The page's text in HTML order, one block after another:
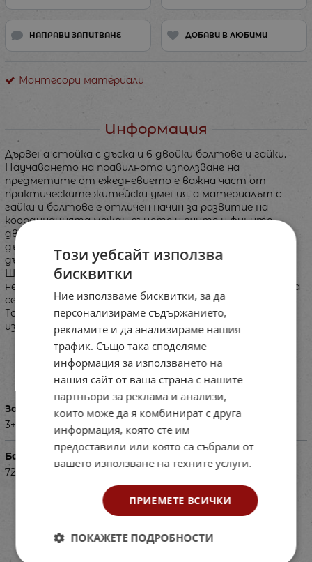
НАПРАВИ ЗАПИТВАНЕ ДОБАВИ В ЛЮБИМИ
Монтесори материали
Информация
Дървена стойка с дъска и 6 двойки болтове и гайки.
Научаването на правилното използване на
предметите от ежедневието е важна част от
практическите житейски умения, а материалът с
гайки и болтове е отличен начин за развитие на
координацията между ръцете и очите и фините
двигателни умения. Комплектът се състои от
дървена рамка с размери 29,5 см x 12 см x 10 см и друга
дъска, всяка с шест различни по размер дупки в тях.
Шест различни по размер двойки болта и гайки от
неръждаема стомана трябва да бъдат съчетани и да
се използват за закрепване на дъската към рамката.
Това упражнение може да се направи само с ръце и не
изисква никакви допълнителни инструменти.
Характеристики
За деца на възраст
3+
Баркод (ISBN, UPC, др.)
725501136
Този уебсайт използва
бисквитки
Ние използваме бисквитки, за да
персонализираме съдържанието,
рекламите и да анализираме нашия
трафик. Също така споделяме
информация за използването на
нашия сайт от ваша страна с нашите
партньори за реклама и анализи,
които може да я комбинират с друга
информация, която сте им
предоставили или която са събрали от
вашето използване на техните услуги.
ПРИЕМЕТЕ ВСИЧКИ
ПОКАЖЕТЕ ПОДРОБНОСТИ